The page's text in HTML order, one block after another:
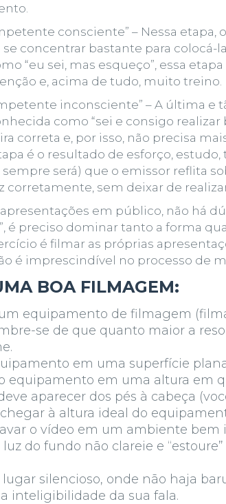
consciente” – Nessa
se concentrar bastante para
“eu sei, mas esqueço”, essa
e, acima de tudo, muito treino.
inconsciente” – A última e
como “sei e consigo
correta e, por isso, não precisa
é o resultado de esforço,
sempre será) que o emissor reflita
corretamente, sem deixar de
em público, não há
é preciso dominar tanto a forma
é filmar as próprias
é imprescindível no processo de
BOA FILMAGEM:
equipamento de filmagem
se de que quanto maior a
em uma superfície
equipamento em uma altura em
aparecer dos pés à cabeça
à altura ideal do
o vídeo em um ambiente
luz do fundo não clareie e
silencioso, onde não haja
inteligibilidade da sua fala.